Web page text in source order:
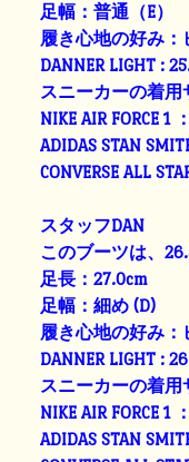
足幅：普通（E）
履き心地の好み：
DANNER LIGHT :
スニーカーの着用
NIKE AIR FORCE 1
ADIDAS STAN
CONVERSE ALL
スタッフDAN
このブーツは、
足長：27.0cm
足幅：細め (D)
履き心地の好み：
DANNER LIGHT :
スニーカーの着用
NIKE AIR FORCE 1
ADIDAS STAN